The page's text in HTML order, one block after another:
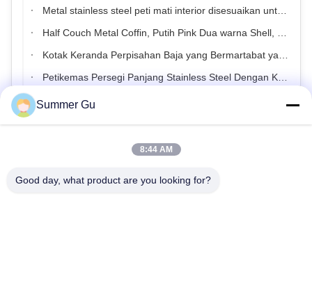
Metal stainless steel peti mati interior disesuaikan untuk pemakaman swing pegangan
Half Couch Metal Coffin, Putih Pink Dua warna Shell, Dewasa Pemakaman Coffin
Kotak Keranda Perpisahan Baja yang Bermartabat yang Bisa Dihiasi untuk Pengaturan Pemakaman
Petikemas Persegi Panjang Stainless Steel Dengan Konstruksi Logam Tahan Lama
Kasus Metal Interior Disesuaikan Untuk Pemakaman Permukaan Dekoratif
Petik Emas Blush Metal Casket, Half Couch Adult Burial Coffin
Kotak Metal Pemakaman Dewasa, Permukaan Tone Perunggu, Tailored Kain Putih Line
Summer Gu
8:44 AM
Good day, what product are you looking for?